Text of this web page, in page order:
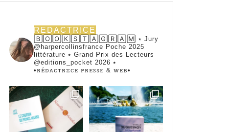
REDACTRICE
🄱🄾🄾🄺🅂🅃🄰🄶🅁🄰🄼 ⭑ Jury
@harpercollinsfrance Poche 2025
littérature ⭑ Grand Prix des Lecteurs
@editions_pocket 2026 ⭑
•ꭱꭼ́ꭰꭺꮯꭲꭱꮖꮯꭼ ꮲꭱꭼꮪꮪꭼ & ꮃꭼᏼ•